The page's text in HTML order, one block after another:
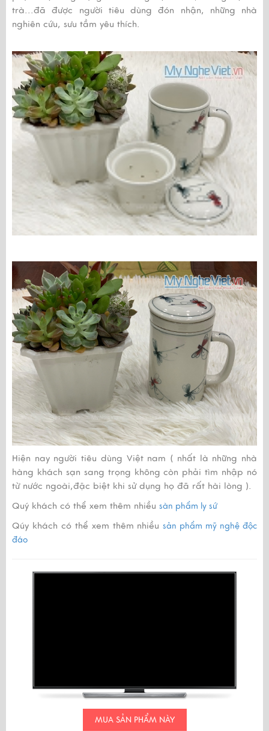
trà...đã được người tiêu dùng đón nhận, những nhà
nghiên cứu, sưu tầm yêu thích.
Hiện nay người tiêu dùng Việt nam ( nhất là những nhà
hàng khách sạn sang trọng không còn phải tìm nhập nó
từ nước ngoài,đặc biệt khi sử dụng họ đã rất hài lòng ).
Quý khách có thể xem thêm nhiều sàn phẩm ly sứ
Qúy khách có thể xem thêm nhiềusản phẩm mỹ nghệ độc
đáo
MUA SẢN PHẨM NÀY